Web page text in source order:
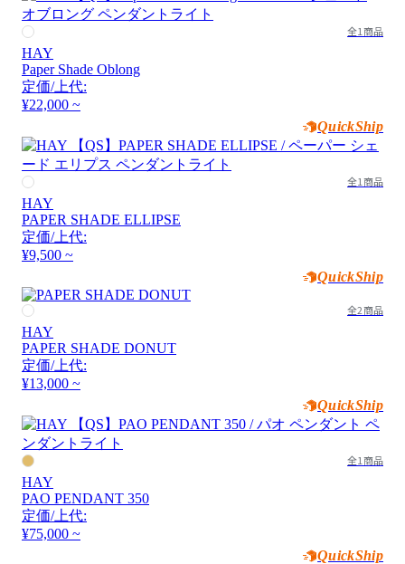
全1商品
HAY
Paper Shade Oblong
定価/上代:
¥22,000 ~
QuickShip
全1商品
HAY
PAPER SHADE ELLIPSE
定価/上代:
¥9,500 ~
QuickShip
全2商品
HAY
PAPER SHADE DONUT
定価/上代:
¥13,000 ~
QuickShip
全1商品
HAY
PAO PENDANT 350
定価/上代:
¥75,000 ~
QuickShip